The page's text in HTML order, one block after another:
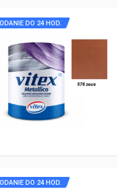
DO 24 HOD.
DO 24 HOD.